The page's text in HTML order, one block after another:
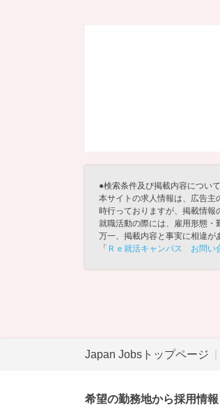
●検索条件及び掲載内容について
本サイトの求人情報は、広告主
時行っておりますが、掲載情報
就職活動の際には、雇用形態・
万一、掲載内容と事実に相違が
「 Ｒｅ就活キャンパス お問い
Japan Jobsトップページ
希望の勤務地から採用情